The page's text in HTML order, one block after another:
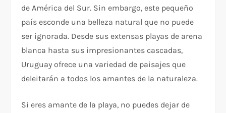
de América del Sur. Sin embargo, este pequeño
país esconde una belleza natural que no puede
ser ignorada. Desde sus extensas playas de arena
blanca hasta sus impresionantes cascadas,
Uruguay ofrece una variedad de paisajes que
deleitarán a todos los amantes de la naturaleza.
Si eres amante de la playa, no puedes dejar de